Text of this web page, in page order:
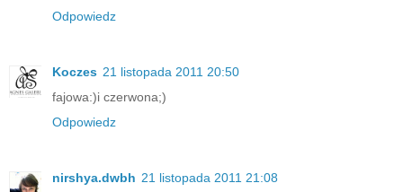
Odpowiedz
Koczes 21 listopada 2011 20:50
fajowa:)i czerwona;)
Odpowiedz
nirshya.dwbh 21 listopada 2011 21:08